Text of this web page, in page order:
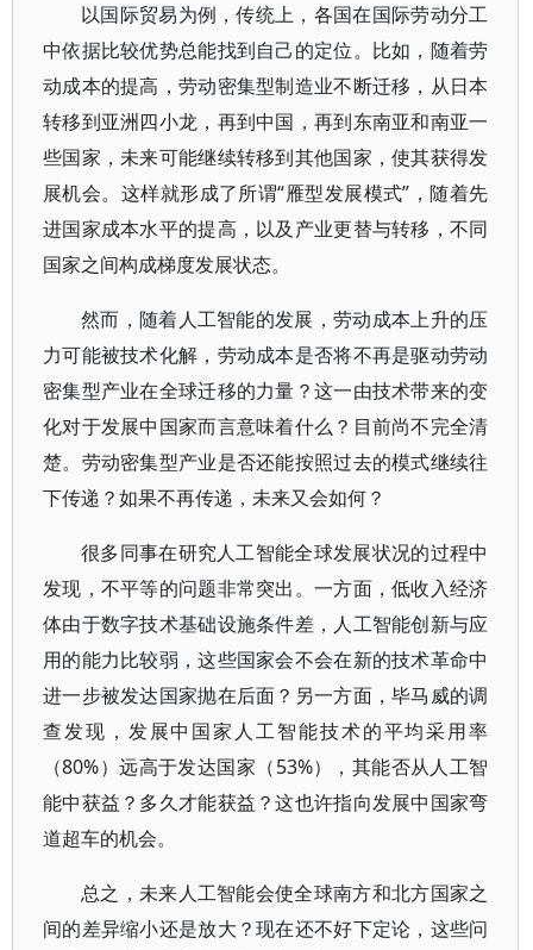
以国际贸易为例，传统上，各国在国际劳动分工
中依据比较优势总能找到自己的定位。比如，随着劳
动成本的提高，劳动密集型制造业不断迁移，从日本
转移到亚洲四小龙，再到中国，再到东南亚和南亚一
些国家，未来可能继续转移到其他国家，使其获得发
展机会。这样就形成了所谓“雁型发展模式”，随着先
进国家成本水平的提高，以及产业更替与转移，不同
国家之间构成梯度发展状态。
然而，随着人工智能的发展，劳动成本上升的压
力可能被技术化解，劳动成本是否将不再是驱动劳动
密集型产业在全球迁移的力量？这一由技术带来的变
化对于发展中国家而言意味着什么？目前尚不完全清
楚。劳动密集型产业是否还能按照过去的模式继续往
下传递？如果不再传递，未来又会如何？
很多同事在研究人工智能全球发展状况的过程中
发现，不平等的问题非常突出。一方面，低收入经济
体由于数字技术基础设施条件差，人工智能创新与应
用的能力比较弱，这些国家会不会在新的技术革命中
进一步被发达国家抛在后面？另一方面，毕马威的调
查发现，发展中国家人工智能技术的平均采用率
（80%）远高于发达国家（53%），其能否从人工智
能中获益？多久才能获益？这也许指向发展中国家弯
道超车的机会。
总之，未来人工智能会使全球南方和北方国家之
间的差异缩小还是放大？现在还不好下定论，这些问